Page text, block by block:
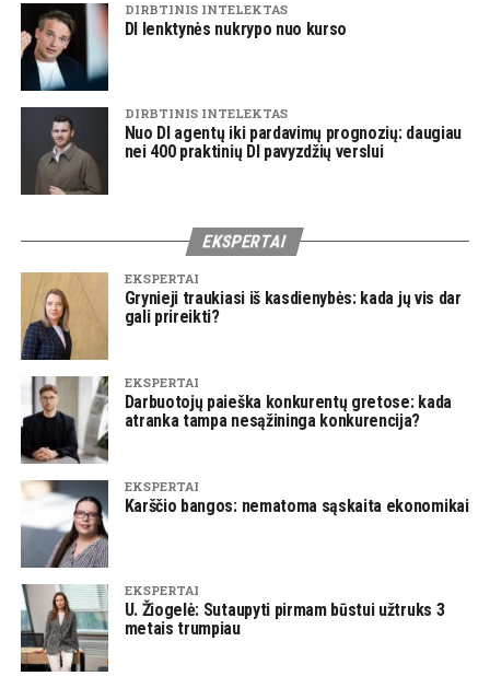
DIRBTINIS INTELEKTAS
DI lenktynės nukrypo nuo kurso
DIRBTINIS INTELEKTAS
Nuo DI agentų iki pardavimų prognozių: daugiau
nei 400 praktinių DI pavyzdžių verslui
EKSPERTAI
EKSPERTAI
Grynieji traukiasi iš kasdienybės: kada jų vis dar
gali prireikti?
EKSPERTAI
Darbuotojų paieška konkurentų gretose: kada
atranka tampa nesąžininga konkurencija?
EKSPERTAI
Karščio bangos: nematoma sąskaita ekonomikai
EKSPERTAI
U. Žiogelė: Sutaupyti pirmam būstui užtruks 3
metais trumpiau